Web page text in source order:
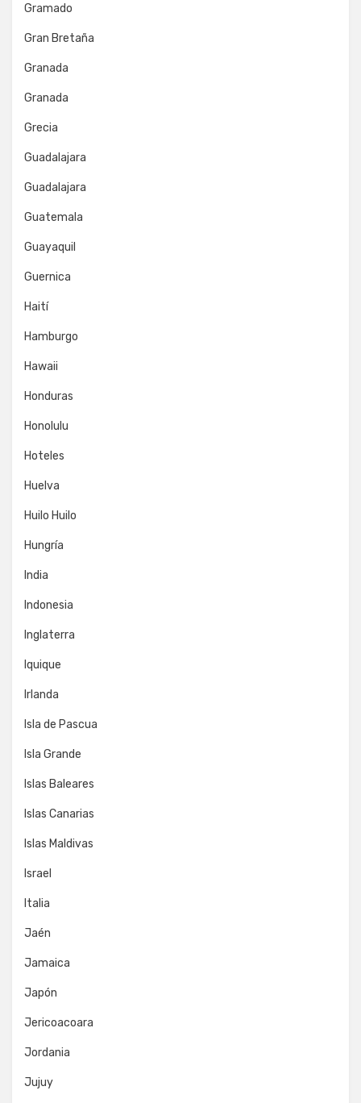
Gramado
Gran Bretaña
Granada
Granada
Grecia
Guadalajara
Guadalajara
Guatemala
Guayaquil
Guernica
Haití
Hamburgo
Hawaii
Honduras
Honolulu
Hoteles
Huelva
Huilo Huilo
Hungría
India
Indonesia
Inglaterra
Iquique
Irlanda
Isla de Pascua
Isla Grande
Islas Baleares
Islas Canarias
Islas Maldivas
Israel
Italia
Jaén
Jamaica
Japón
Jericoacoara
Jordania
Jujuy